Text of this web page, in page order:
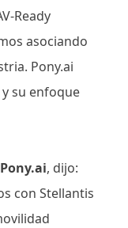
Ready
asociando
Pony.ai
su enfoque
, dijo:
con Stellantis